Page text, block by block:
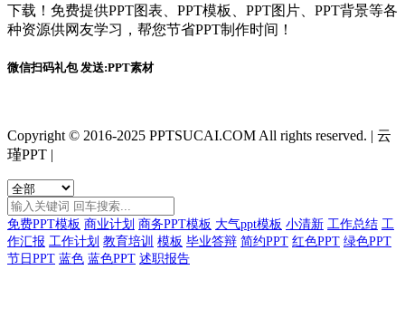
下载！免费提供PPT图表、PPT模板、PPT图片、PPT背景等各
种资源供网友学习，帮您节省PPT制作时间！
微信扫码礼包 发送:PPT素材
Copyright © 2016-2025 PPTSUCAI.COM All rights reserved. | 云
瑾PPT |
免费PPT模板 商业计划 商务PPT模板 大气ppt模板 小清新 工作总结 工
作汇报 工作计划 教育培训 模板 毕业答辩 简约PPT 红色PPT 绿色PPT
节日PPT 蓝色 蓝色PPT 述职报告